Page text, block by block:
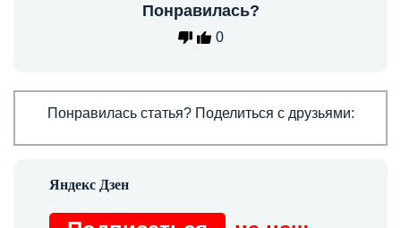
Понравилась?
0
Понравилась статья? Поделиться с друзьями: